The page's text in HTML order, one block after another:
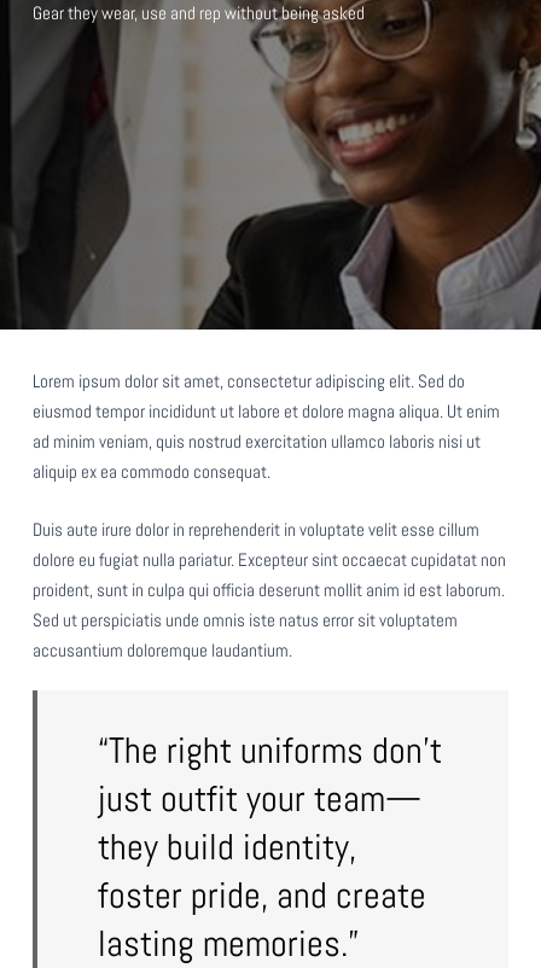
Gear they wear, use and rep without being asked
Lorem ipsum dolor sit amet, consectetur adipiscing elit. Sed do
eiusmod tempor incididunt ut labore et dolore magna aliqua. Ut enim
ad minim veniam, quis nostrud exercitation ullamco laboris nisi ut
aliquip ex ea commodo consequat.
Duis aute irure dolor in reprehenderit in voluptate velit esse cillum
dolore eu fugiat nulla pariatur. Excepteur sint occaecat cupidatat non
proident, sunt in culpa qui officia deserunt mollit anim id est laborum.
Sed ut perspiciatis unde omnis iste natus error sit voluptatem
accusantium doloremque laudantium.
“The right uniforms don’t
just outfit your team—
they build identity,
foster pride, and create
lasting memories.”